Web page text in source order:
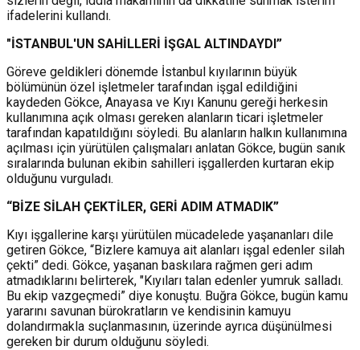
ifadelerini kullandı.
"İSTANBUL'UN SAHİLLERİ İŞGAL ALTINDAYDI”
Göreve geldikleri dönemde İstanbul kıyılarının büyük
bölümünün özel işletmeler tarafından işgal edildiğini
kaydeden Gökce, Anayasa ve Kıyı Kanunu gereği herkesin
kullanımına açık olması gereken alanların ticari işletmeler
tarafından kapatıldığını söyledi. Bu alanların halkın kullanımına
açılması için yürütülen çalışmaları anlatan Gökce, bugün sanık
sıralarında bulunan ekibin sahilleri işgallerden kurtaran ekip
olduğunu vurguladı.
“BİZE SİLAH ÇEKTİLER, GERİ ADIM ATMADIK”
Kıyı işgallerine karşı yürütülen mücadelede yaşananları dile
getiren Gökce, “Bizlere kamuya ait alanları işgal edenler silah
çekti” dedi. Gökce, yaşanan baskılara rağmen geri adım
atmadıklarını belirterek, "Kıyıları talan edenler yumruk salladı.
Bu ekip vazgeçmedi” diye konuştu. Buğra Gökce, bugün kamu
yararını savunan bürokratların ve kendisinin kamuyu
dolandırmakla suçlanmasının, üzerinde ayrıca düşünülmesi
gereken bir durum olduğunu söyledi.